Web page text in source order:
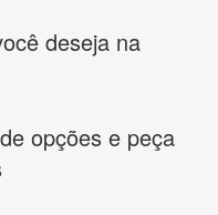
deseja na
opções e peça